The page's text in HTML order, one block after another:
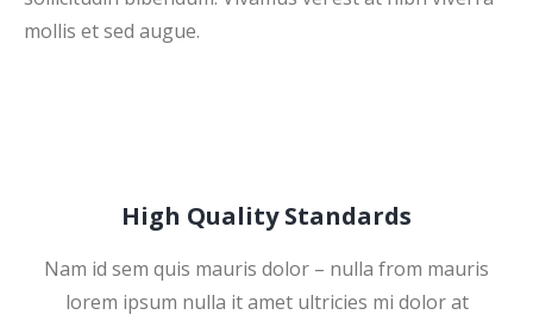
mollis et sed augue.
High Quality Standards
Nam id sem quis mauris dolor – nulla from mauris
lorem ipsum nulla it amet ultricies mi dolor at